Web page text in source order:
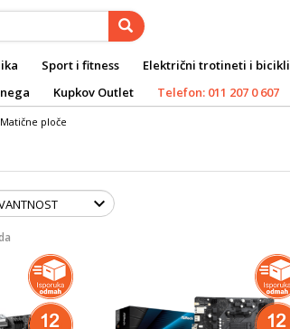
Sport i fitness Električni trotineti i bicikli
Kupkov Outlet Telefon: 011 207 0 607
Matične ploče